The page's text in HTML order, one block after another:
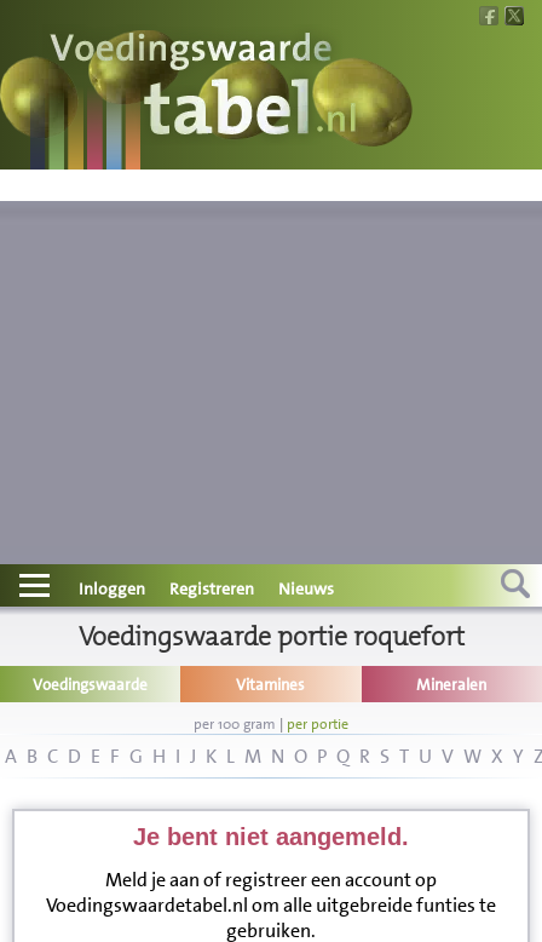
Voedingswaarde
Wat is wat?
Contact
Informatie
Disclaimer
Inloggen Registreren Nieuws
Voedingswaarde portie roquefort
Voedingswaarde Vitamines Mineralen
per 100 gram | per portie
A B C D E F G H I J K L M N O P Q R S T U V W X Y
Je bent niet aangemeld.
Meld je aan of registreer een account op
Voedingswaardetabel.nl om alle uitgebreide funties te
gebruiken.